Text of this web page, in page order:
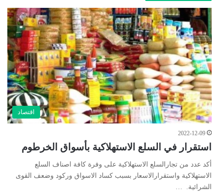
اقتصاد
2022-12-09
استقرار في السلع الاستهلاكية بأسواق الخرطوم
أكد عدد من تجارالسلع الاستهلاكية على وفرة كافة اصناف السلع
الاستهلاكية واستقرارالاسعار بسبب كساد الاسواق وركود وضعف القوى
الشرائية. …